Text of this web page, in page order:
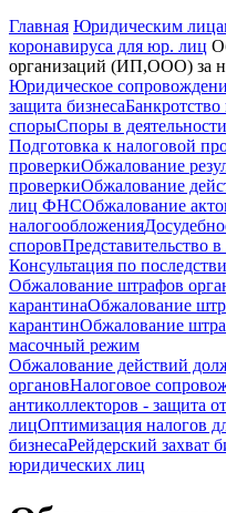
Главная Юридическим
коронавируса для юр. лиц
организаций (ИП,ООО) за
Юридическое
защита бизнеса
спорыСпоры в
Подготовка к налоговой
проверкиОбжалование
проверкиОбжалование
лиц ФНСОбжалование
налогообложения
споровПредставительство
Консультация по
Обжалование штрафов
карантинаОбжалование
карантинОбжалование
масочный режим
Обжалование действий
органовНалоговое
антиколлекторов - защита
лицОптимизация налогов
бизнесаРейдерский захват
юридических лиц